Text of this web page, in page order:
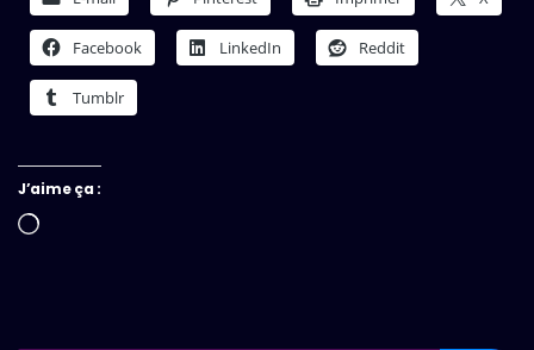
Facebook LinkedIn Reddit
Tumblr
J’aime ça :
Chargement…